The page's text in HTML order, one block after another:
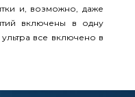
и, возможно, даже
включены в одну
все включено в